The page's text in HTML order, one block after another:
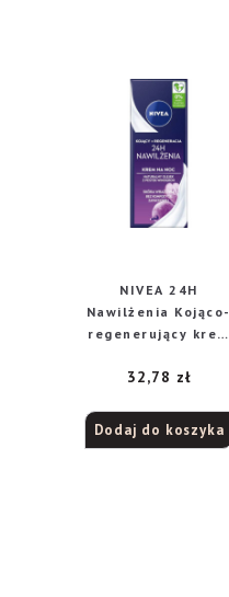
NIVEA 24H
Nawilżenia Kojąco-
regenerujący krem
32,78 zł
Dodaj do koszyka